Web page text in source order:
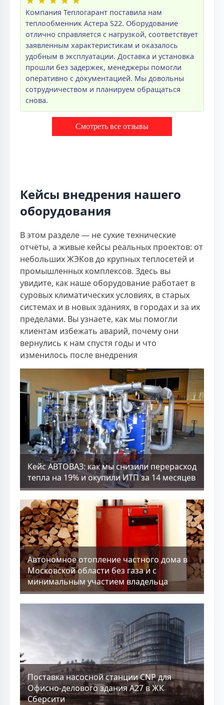
Компания Теплогарант поставила нам
теплообменник Астера S22. Оборудование
отлично справляется с нагрузкой, соответствует
заявленным характеристикам и оказалось
удобным в эксплуатации. Доставка и установка
прошли без задержек, менеджеры помогли
оперативно с документацией. Мы довольны
сотрудничеством и планируем обращаться
снова.
Смотреть все отзывы
Кейсы внедрения нашего
оборудования
В этом разделе — не сухие технические
отчёты, а живые кейсы реальных проектов: от
небольших ЖЭКов до крупных теплосетей и
промышленных комплексов. Здесь вы
увидите, как наше оборудование работает в
суровых климатических условиях, в старых
системах и в новых зданиях, в городах и за их
пределами. Вы узнаете, как мы помогли
клиентам избежать аварий, почему они
вернулись к нам спустя годы и что
изменилось после внедрения
Кейс АВТОВАЗ: как мы снизили перерасход
тепла на 19% и окупили ИТП за 14 месяцев
Aвтономное отопление частного дома в
Московской области без газа и с
минимальным участием владельца
Поставка насосной станции CNP для
Офисно-делового здания А27 в ЖК
Сберсити